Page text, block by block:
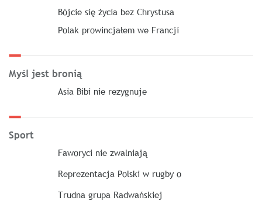
Bójcie się życia bez Chrystusa
Polak prowincjałem we Francji
Myśl jest bronią
Asia Bibi nie rezygnuje
Sport
Faworyci nie zwalniają
Reprezentacja Polski w rugby o
Trudna grupa Radwańskiej